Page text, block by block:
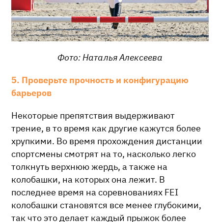
Фото: Наталья Алексеева
5. Проверьте прочность и конфигурацию
барьеров
Некоторые препятствия выдерживают
трение, в то время как другие кажутся более
хрупкими. Во время прохождения дистанции
спортсмены смотрят на то, насколько легко
толкнуть верхнюю жердь, а также на
колобашки, на которых она лежит. В
последнее время на соревнованиях FEI
колобашки становятся все менее глубокими,
так что это делает каждый прыжок более